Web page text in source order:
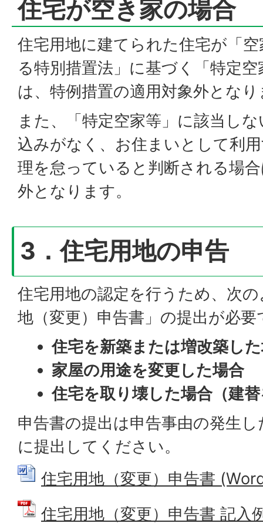
住宅が空き家の場合
住宅用地に建てられた住宅が「
る特別措置法」に基づく「特定
は、特例措置の適用対象外とな
また、「特定空家等」に該当し
込みがなく、お住まいとして利
理を怠っていると判断される場
外となります。
3．住宅用地の申告
住宅用地の認定を行うため、次
地（変更）申告書」の提出が必要
住宅を新築または増改築し
家屋の用途を変更した場合
住宅を取り壊した場合（建
申告書の提出は申告事由の発生
に提出してください。
住宅用地（変更）申告書
住宅用地（変更）申告書 記入